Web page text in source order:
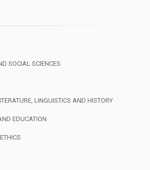
SOCIAL SCIENCES
LINGUISTICS AND HISTORY
EDUCATION